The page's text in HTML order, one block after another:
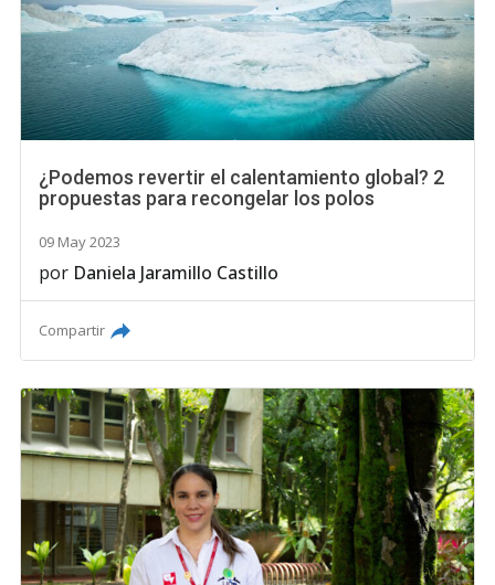
¿Podemos revertir el calentamiento global? 2
propuestas para recongelar los polos
09 May 2023
por Daniela Jaramillo Castillo
Compartir